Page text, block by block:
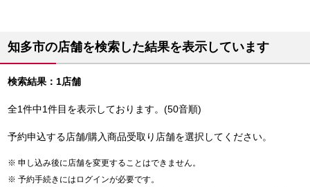
知多市の店舗を検索した結果を表示しています
検索結果：1店舗
全1件中1件目を表示しております。(50音順)
予約申込する店舗/購入商品受取り店舗を選択してください。
申し込み後に店舗を変更することはできません。
予約手続きにはログインが必要です。